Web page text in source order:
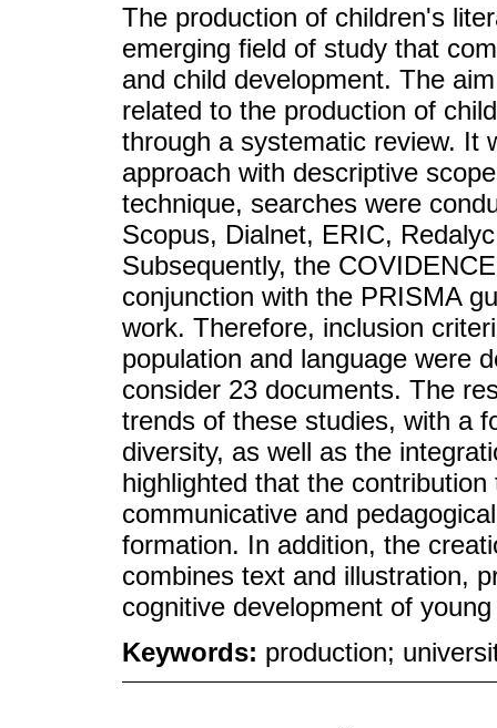
The production of children's
emerging field of study that
and child development. The
related to the production of
through a systematic review. It
approach with descriptive
technique, searches were
Scopus, Dialnet, ERIC,
Subsequently, the
conjunction with the PRISMA
work. Therefore, inclusion
population and language were
consider 23 documents. The
trends of these studies, with a
diversity, as well as the
highlighted that the
communicative and
formation. In addition, the
combines text and illustration,
cognitive development of
Keywords: production;